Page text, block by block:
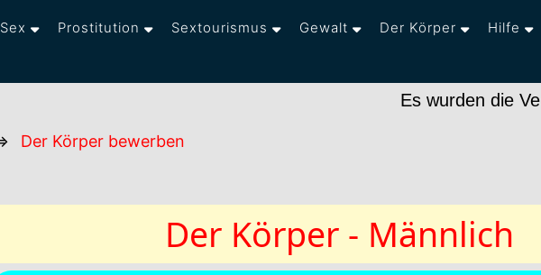
Es wurden die
Sex Prostitution Sextourismus Gewalt Der Körper
Hilfe
Der Körper bewerben
Der Körper - Männlich